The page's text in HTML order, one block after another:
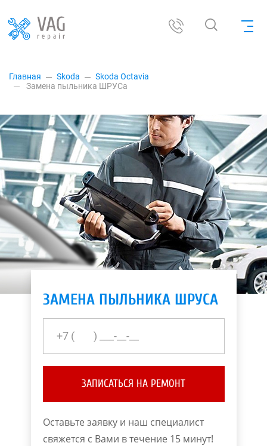
Главная Skoda
Skoda Octavia
Замена пыльника ШРУСа
ЗАМЕНА ПЫЛЬНИКА ШРУСА
ЗАПИСАТЬСЯ НА РЕМОНТ
Оставьте заявку и наш специалист
свяжется с Вами в течение 15 минут!